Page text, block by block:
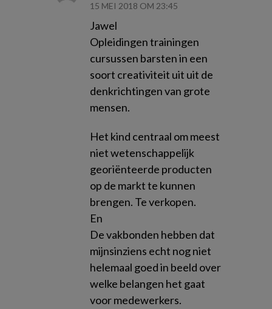
15 MEI 2018 OM 23:45
Jawel
Opleidingen trainingen
cursussen barsten in een
soort creativiteit uit uit de
denkrichtingen van grote
mensen.
Het kind centraal om meest
niet wetenschappelijk
georiënteerde producten
op de markt te kunnen
brengen. Te verkopen.
En
De vakbonden hebben dat
mijnsinziens echt nog niet
helemaal goed in beeld over
welke belangen het gaat
voor medewerkers.